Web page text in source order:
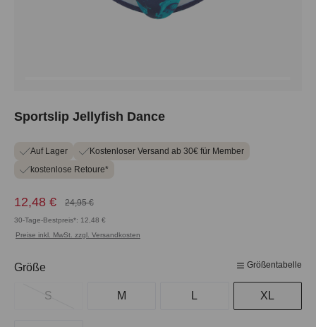
Sportslip Jellyfish Dance
Auf Lager
Kostenloser Versand ab 30€ für Member
kostenlose Retoure*
12,48 € 24,95 €
30-Tage-Bestpreis*: 12,48 €
Preise inkl. MwSt. zzgl. Versandkosten
Größe Größentabelle
S M L XL